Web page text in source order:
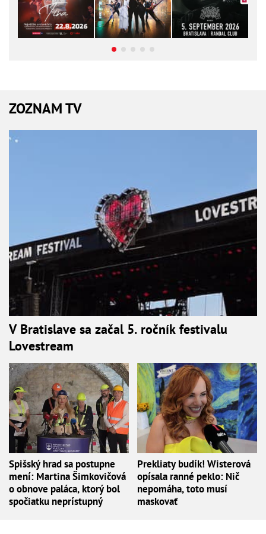
ZOZNAM TV
V Bratislave sa začal 5. ročník festivalu
Lovestream
Spišský hrad sa postupne
mení: Martina Šimkovičová
o obnove paláca, ktorý bol
spočiatku neprístupný
Prekliaty budík! Wisterová
opísala ranné peklo: Nič
nepomáha, toto musí
maskovať